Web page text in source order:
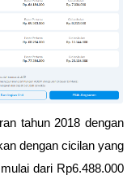
tahun 2018 dengan
dengan cicilan yang
dari Rp6.488.000